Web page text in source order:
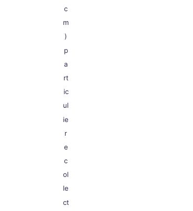
c
m
)
p
a
rt
ic
ul
ie
r
e
c
ol
le
ct